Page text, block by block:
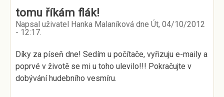
tomu říkám flák!
Napsal uživatel Hanka Malaníková dne Út, 04/10/2012
- 12:17.
Díky za píseň dne! Sedím u počítače, vyřizuju e-maily a
poprvé v životě se mi u toho ulevilo!!! Pokračujte v
dobývání hudebního vesmíru.